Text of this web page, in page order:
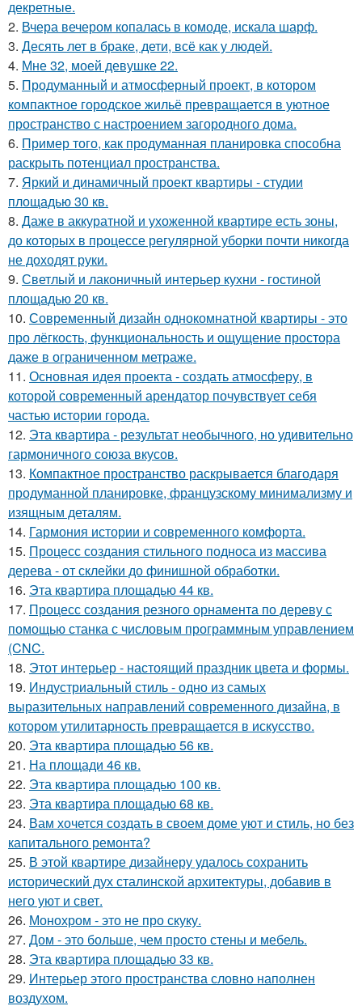
декретные.
2. Вчера вечером копалась в комоде, искала шарф.
3. Десять лет в браке, дети, всё как у людей.
4. Мне 32, моей девушке 22.
5. Продуманный и атмосферный проект, в котором
компактное городское жильё превращается в уютное
пространство с настроением загородного дома.
6. Пример того, как продуманная планировка способна
раскрыть потенциал пространства.
7. Яркий и динамичный проект квартиры - студии
площадью 30 кв.
8. Даже в аккуратной и ухоженной квартире есть зоны,
до которых в процессе регулярной уборки почти никогда
не доходят руки.
9. Светлый и лаконичный интерьер кухни - гостиной
площадью 20 кв.
10. Современный дизайн однокомнатной квартиры - это
про лёгкость, функциональность и ощущение простора
даже в ограниченном метраже.
11. Основная идея проекта - создать атмосферу, в
которой современный арендатор почувствует себя
частью истории города.
12. Эта квартира - результат необычного, но удивительно
гармоничного союза вкусов.
13. Компактное пространство раскрывается благодаря
продуманной планировке, французскому минимализму и
изящным деталям.
14. Гармония истории и современного комфорта.
15. Процесс создания стильного подноса из массива
дерева - от склейки до финишной обработки.
16. Эта квартира площадью 44 кв.
17. Процесс создания резного орнамента по дереву с
помощью станка с числовым программным управлением
(CNC.
18. Этот интерьер - настоящий праздник цвета и формы.
19. Индустриальный стиль - одно из самых
выразительных направлений современного дизайна, в
котором утилитарность превращается в искусство.
20. Эта квартира площадью 56 кв.
21. На площади 46 кв.
22. Эта квартира площадью 100 кв.
23. Эта квартира площадью 68 кв.
24. Вам хочется создать в своем доме уют и стиль, но без
капитального ремонта?
25. В этой квартире дизайнеру удалось сохранить
исторический дух сталинской архитектуры, добавив в
него уют и свет.
26. Монохром - это не про скуку.
27. Дом - это больше, чем просто стены и мебель.
28. Эта квартира площадью 33 кв.
29. Интерьер этого пространства словно наполнен
воздухом.